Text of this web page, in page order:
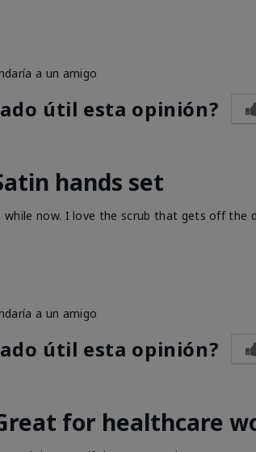
a un amigo
útil esta opinión?
hands set
while now. I love the scrub that gets off
a un amigo
útil esta opinión?
for healthcare